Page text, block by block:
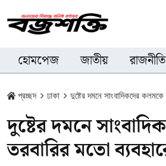
হোমপেজ জাতীয় রাজনীতি
প্রচ্ছদ ঢাকা দুষ্টের দমনে সাংবাদিকদের কলমকে
দুষ্টের দমনে
তরবারির মতো